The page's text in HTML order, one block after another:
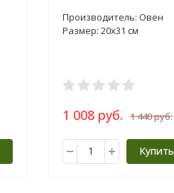
Производитель: Овен
Размер: 20х31 см
1 008 руб. 1 440 руб.
Купить